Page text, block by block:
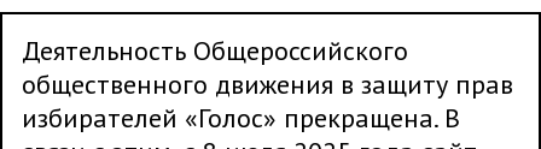
Деятельность Общероссийского
общественного движения в защиту прав
избирателей «Голос» прекращена. В